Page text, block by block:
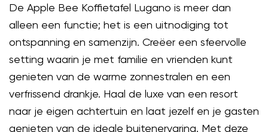
De Apple Bee Koffietafel Lugano is meer dan
alleen een functie; het is een uitnodiging tot
ontspanning en samenzijn. Creëer een sfeervolle
setting waarin je met familie en vrienden kunt
genieten van de warme zonnestralen en een
verfrissend drankje. Haal de luxe van een resort
naar je eigen achtertuin en laat jezelf en je gasten
genieten van de ideale buitenervaring. Met deze